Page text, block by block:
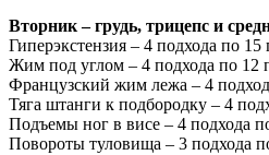
Вторник – грудь, трицепс и
Гиперэкстензия – 4 подхода по 15
Жим под углом – 4 подхода по 12
Французский жим лежа – 4
Тяга штанги к подбородку – 4
Подъемы ног в висе – 4 подхода
Повороты туловища – 3 подхода